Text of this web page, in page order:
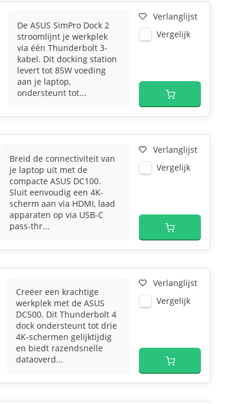
De ASUS SimPro Dock 2
stroomlijnt je werkplek
via één Thunderbolt 3-
kabel. Dit docking station
levert tot 85W voeding
aan je laptop,
ondersteunt tot...
Verlanglijst
Vergelijk
Breid de connectiviteit van
je laptop uit met de
compacte ASUS DC100.
Sluit eenvoudig een 4K-
scherm aan via HDMI, laad
apparaten op via USB-C
pass-thr...
Verlanglijst
Vergelijk
Creëer een krachtige
werkplek met de ASUS
DC500. Dit Thunderbolt 4
dock ondersteunt tot drie
4K-schermen gelijktijdig
en biedt razendsnelle
dataoverd...
Verlanglijst
Vergelijk